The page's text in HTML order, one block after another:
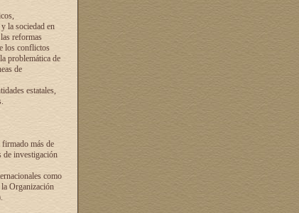
la sociedad en
reformas
los conflictos
problemática de
de
estatales,
más de
de investigación
como
Organización